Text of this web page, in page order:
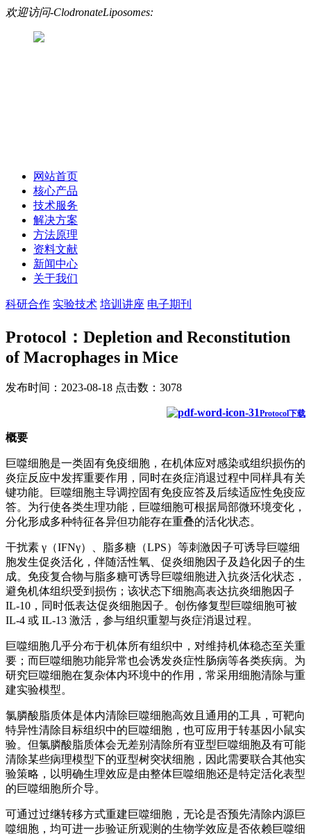
欢迎访问-ClodronateLiposomes:
网站首页
核心产品
技术服务
解决方案
方法原理
资料文献
新闻中心
关于我们
科研合作 实验技术 培训讲座 电子期刊
Protocol：Depletion and Reconstitution
of Macrophages in Mice
发布时间：2023-08-18 点击数：3078
Protocol下载
概要
巨噬细胞是一类固有免疫细胞，在机体应对感染或组织损伤的
炎症反应中发挥重要作用，同时在炎症消退过程中同样具有关
键功能。巨噬细胞主导调控固有免疫应答及后续适应性免疫应
答。为行使各类生理功能，巨噬细胞可根据局部微环境变化，
分化形成多种特征各异但功能存在重叠的活化状态。
干扰素 γ（IFNγ）、脂多糖（LPS）等刺激因子可诱导巨噬细
胞发生促炎活化，伴随活性氧、促炎细胞因子及趋化因子的生
成。免疫复合物与脂多糖可诱导巨噬细胞进入抗炎活化状态，
避免机体组织受到损伤；该状态下细胞高表达抗炎细胞因子
IL-10，同时低表达促炎细胞因子。创伤修复型巨噬细胞可被
IL-4 或 IL-13 激活，参与组织重塑与炎症消退过程。
巨噬细胞几乎分布于机体所有组织中，对维持机体稳态至关重
要；而巨噬细胞功能异常也会诱发炎症性肠病等各类疾病。为
研究巨噬细胞在复杂体内环境中的作用，常采用细胞清除与重
建实验模型。
氯膦酸脂质体是体内清除巨噬细胞高效且通用的工具，可靶向
特异性清除目标组织中的巨噬细胞，也可应用于转基因小鼠实
验。但氯膦酸脂质体会无差别清除所有亚型巨噬细胞及有可能
清除某些病理模型下的亚型树突状细胞，因此需要联合其他实
验策略，以明确生理效应是由整体巨噬细胞还是特定活化表型
的巨噬细胞所介导。
可通过过继转移方式重建巨噬细胞，无论是否预先清除内源巨
噬细胞，均可进一步验证所观测的生物学效应是否依赖巨噬细